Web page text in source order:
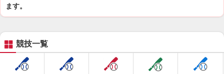
ます。
競技一覧